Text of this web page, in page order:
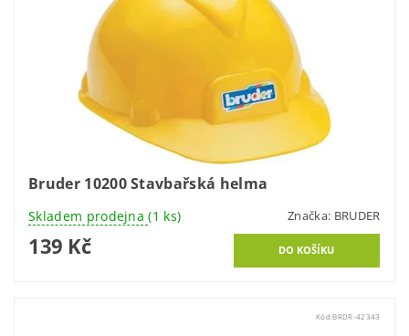
Bruder 10200 Stavbařská helma
Skladem prodejna(1 ks) Značka: BRUDER
139 Kč
Kód:BRDR-42343